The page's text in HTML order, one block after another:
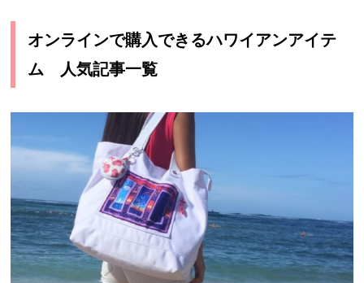
オンラインで購入できるハワイアンアイテ
ム 人気記事一覧